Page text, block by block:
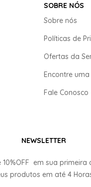
SOBRE NÓS
Sobre nós
Políticas de
Ofertas da
Encontre
Fale Conosco
NEWSLETTER
10%OFF em sua primeira
produtos em até 4